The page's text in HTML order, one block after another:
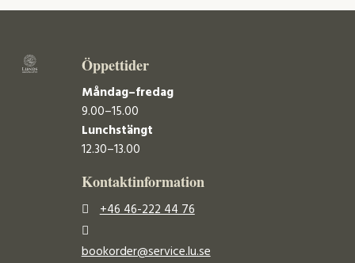
Öppettider
Måndag–fredag
9.00–15.00
Lunchstängt
12.30–13.00
Kontaktinformation
+46 46-222 44 76
bookorder@service.lu.se